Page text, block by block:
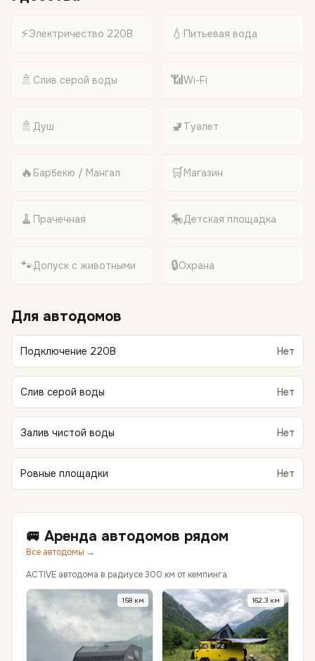
⚡Электричество 220В 💧 Питьевая вода
🚿 Слив серой воды 📶Wi-Fi
🚿 Душ 🚽 Туалет
🔥 Барбекю / Мангал 🛒Магазин
🧹 Прачечная 🎠Детская площадка
🐾Допуск с животными 🔒Охрана
Для автодомов
Подключение 220В Нет
Слив серой воды Нет
Залив чистой воды Нет
Ровные площадки Нет
🚐 Аренда автодомов рядом
Все автодомы →
ACTIVE автодома в радиусе 300 км от кемпинга
158 км 162.3 км